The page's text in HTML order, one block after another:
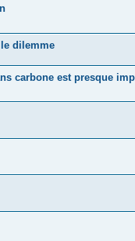
dilemme
carbone est presque